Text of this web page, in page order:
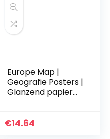
Europe Map |
Geografie Posters |
Glanzend papier
Geografie
€14.64